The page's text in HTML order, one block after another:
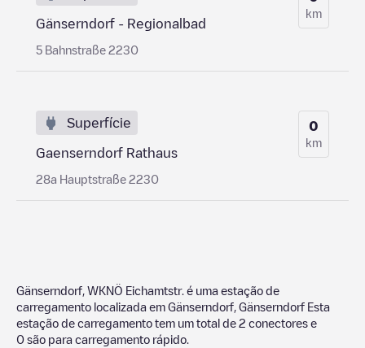
Gänserndorf - Regionalbad
5 Bahnstraße 2230
km
Superfície
Gaenserndorf Rathaus
28a Hauptstraße 2230
0
km
Gänserndorf, WKNÖ Eichamtstr. é uma estação de
carregamento localizada em Gänserndorf Gänserndorf Esta
estação de carregamento tem um total de 2 conectores e
0 são para carregamento rápido.